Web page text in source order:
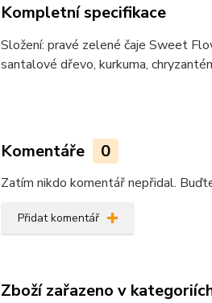
Kompletní specifikace
Složení: pravé zelené čaje Sweet
santalové dřevo, kurkuma,
Komentáře 0
Zatím nikdo komentář nepřidal.
Přidat komentář
Zboží zařazeno v